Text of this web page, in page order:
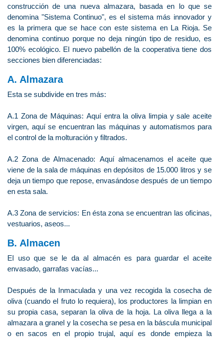
construcción de una nueva almazara, basada en lo que se
denomina "Sistema Continuo", es el sistema más innovador y
es la primera que se hace con este sistema en La Rioja. Se
denomina continuo porque no deja ningún tipo de residuo, es
100% ecológico. El nuevo pabellón de la cooperativa tiene dos
secciones bien diferenciadas:
A. Almazara
Esta se subdivide en tres más:
A.1 Zona de Máquinas: Aquí entra la oliva limpia y sale aceite
virgen, aquí se encuentran las máquinas y automatismos para
el control de la molturación y filtrados.
A.2 Zona de Almacenado: Aquí almacenamos el aceite que
viene de la sala de máquinas en depósitos de 15.000 litros y se
deja un tiempo que repose, envasándose después de un tiempo
en esta sala.
A.3 Zona de servicios: En ésta zona se encuentran las oficinas,
vestuarios, aseos...
B. Almacen
El uso que se le da al almacén es para guardar el aceite
envasado, garrafas vacías...
Después de la Inmaculada y una vez recogida la cosecha de
oliva (cuando el fruto lo requiera), los productores la limpian en
su propia casa, separan la oliva de la hoja. La oliva llega a la
almazara a granel y la cosecha se pesa en la báscula municipal
o en sacos en el propio trujal, aquí es donde empieza la